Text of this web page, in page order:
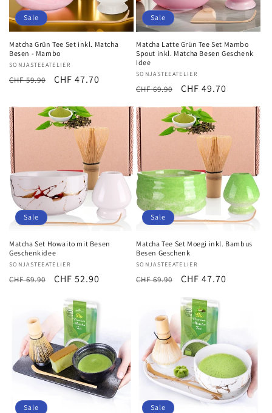
Sale
Matcha Grün Tee Set inkl. Matcha
Besen - Mambo
Anbieter:
SONJASTEEATELIER
Normaler
CHF 59.90 Verkaufspreis
CHF 47.70
Sale
Matcha Latte Grün Tee Set Mambo
Spout inkl. Matcha Besen Geschenk
Idee
Anbieter:
SONJASTEEATELIER
Normaler
Preis
CHF 69.90 Verkaufspreis
CHF 49.70
Sale
Matcha Set Howaito mit Besen
Geschenkidee
Anbieter:
SONJASTEEATELIER
Normaler
CHF 69.90 Verkaufspreis
CHF 52.90
Sale
Matcha Tee Set Moegi inkl. Bambus
Besen Geschenk
Anbieter:
SONJASTEEATELIER
Normaler
CHF 69.90 Verkaufspreis
CHF 47.70
Sale Sale